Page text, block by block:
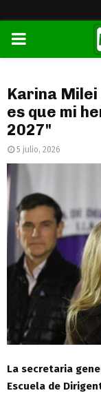
PRIMARY
Karina Milei
es que mi
2027"
5 julio, 2026
La secretaria
Escuela de